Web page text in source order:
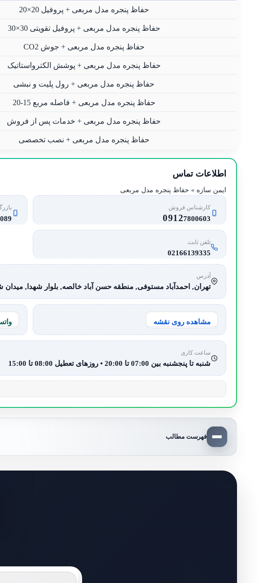
حفاظ پنجره مدل مربعی + پروفیل 20×20
حفاظ پنجره مدل مربعی + پروفیل تقویتی 30×30
حفاظ پنجره مدل مربعی + جوش CO2
حفاظ پنجره مدل مربعی + پوشش الکترواستاتیک
حفاظ پنجره مدل مربعی + رول پلیت و نبشی
حفاظ پنجره مدل مربعی + فاصله مربع 15-20
حفاظ پنجره مدل مربعی + خدمات پس از فروش
حفاظ پنجره مدل مربعی + نصب تخصصی
اطلاعات تماس
ایمن سازه » حفاظ پنجره مدل مربعی
کارشناس فروش
09127800603
تلفن ثابت
02166139335
آدرس
تهران, احمدآباد مستوفی, منطقه حسن آباد خالصه, بلوار شهدا, میدان
مشاهده روی نقشه
ساعت کاری
شنبه تا پنجشنبه بین 07:00 تا 20:00 • روزهای تعطیل 08:00 تا 15:00
فهرست مطالب